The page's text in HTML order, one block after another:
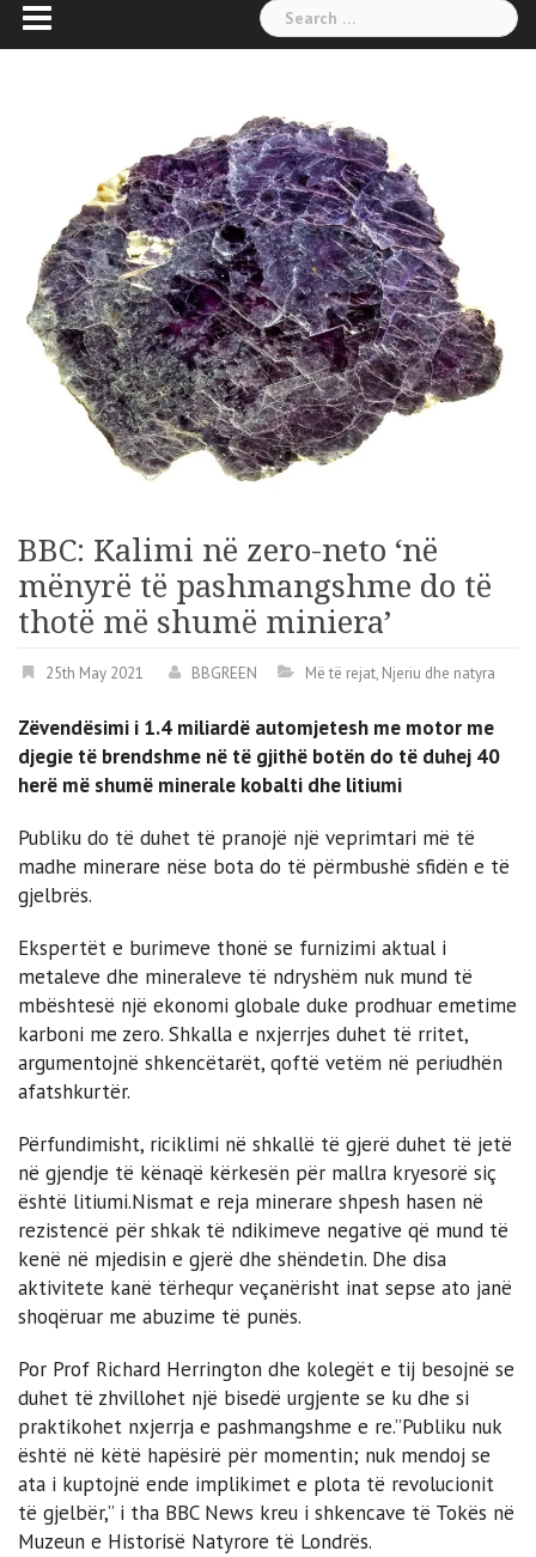
Search
for:
BBC: Kalimi në zero-neto ‘në
mënyrë të pashmangshme do të
thotë më shumë miniera’
25th May 2021 BBGREEN Më të rejat, Njeriu dhe natyra
Zëvendësimi i 1.4 miliardë automjetesh me motor me
djegie të brendshme në të gjithë botën do të duhej 40
herë më shumë minerale kobalti dhe litiumi
Publiku do të duhet të pranojë një veprimtari më të
madhe minerare nëse bota do të përmbushë sfidën e të
gjelbrës.
Ekspertët e burimeve thonë se furnizimi aktual i
metaleve dhe mineraleve të ndryshëm nuk mund të
mbështesë një ekonomi globale duke prodhuar emetime
karboni me zero. Shkalla e nxjerrjes duhet të rritet,
argumentojnë shkencëtarët, qoftë vetëm në periudhën
afatshkurtër.
Përfundimisht, riciklimi në shkallë të gjerë duhet të jetë
në gjendje të kënaqë kërkesën për mallra kryesorë siç
është litiumi.Nismat e reja minerare shpesh hasen në
rezistencë për shkak të ndikimeve negative që mund të
kenë në mjedisin e gjerë dhe shëndetin. Dhe disa
aktivitete kanë tërhequr veçanërisht inat sepse ato janë
shoqëruar me abuzime të punës.
Por Prof Richard Herrington dhe kolegët e tij besojnë se
duhet të zhvillohet një bisedë urgjente se ku dhe si
praktikohet nxjerrja e pashmangshme e re.”Publiku nuk
është në këtë hapësirë ​​për momentin; nuk mendoj se
ata i kuptojnë ende implikimet e plota të revolucionit
të gjelbër,” i tha BBC News kreu i shkencave të Tokës në
Muzeun e Historisë Natyrore të Londrës.